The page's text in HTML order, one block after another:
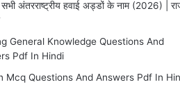
अंतरराष्ट्रीय हवाई अड्डों के नाम (2026) |
General Knowledge Questions And
Pdf In Hindi
Mcq Questions And Answers Pdf In